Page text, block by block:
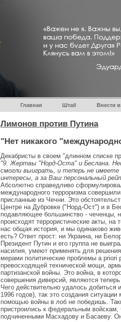
Главная Штаб Внести
Лимонов против Путина
"Нет никакого
Декабристы в своем "длинном списке
"9. Жертвы "Норд-Оста" и Беслана.
смогли выиграть, и теперь не
интересы, а за Ваш персональный
Абсолютно справедливо
международного терроризма
присланные из Чечни. Это
Центре на Дубровке ("Норд-Ост") и в
подавляющее большинство - чеченцы,
происходят террористические акты,
нас общая история, и мы одинаково
есть? Ответ прост: ни Украина, ни
Президент Путин и его группа не
насилия, умеют применять для
мерами политические проблемы a
превосходящей технической мощи,
партизанской войны. Это война, в
совершения диверсий, являются
Чего действительно удалось
1996 годов), так это создания
помощью войны в лоб не победишь.
пристроились к федеральным
подчиненными Масхадову и Басаеву.